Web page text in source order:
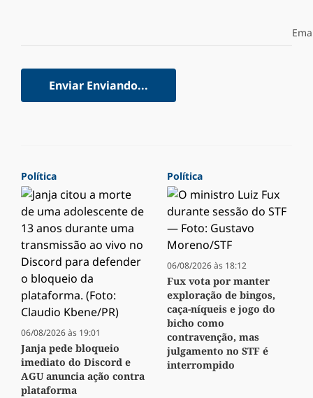
Enviar Enviando...
Política
06/08/2026 às 19:01
Janja pede bloqueio
imediato do Discord e
AGU anuncia ação contra
plataforma
Política
06/08/2026 às 18:12
Fux vota por manter
exploração de bingos,
caça-níqueis e jogo do
bicho como
contravenção, mas
julgamento no STF é
interrompido